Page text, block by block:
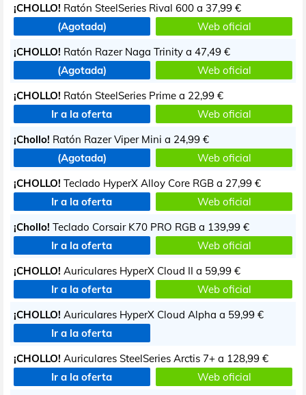
¡CHOLLO! Ratón SteelSeries Rival 600 a 37,99 €
(Agotada)
Web oficial
¡CHOLLO! Ratón Razer Naga Trinity a 47,49 €
(Agotada)
Web oficial
¡CHOLLO! Ratón SteelSeries Prime a 22,99 €
Ir a la oferta
Web oficial
¡Chollo! Ratón Razer Viper Mini a 24,99 €
(Agotada)
Web oficial
¡CHOLLO! Teclado HyperX Alloy Core RGB a 27,99 €
Ir a la oferta
Web oficial
¡Chollo! Teclado Corsair K70 PRO RGB a 139,99 €
Ir a la oferta
Web oficial
¡CHOLLO! Auriculares HyperX Cloud II a 59,99 €
Ir a la oferta
Web oficial
¡CHOLLO! Auriculares HyperX Cloud Alpha a 59,99 €
Ir a la oferta
¡CHOLLO! Auriculares SteelSeries Arctis 7+ a 128,99 €
Ir a la oferta
Web oficial